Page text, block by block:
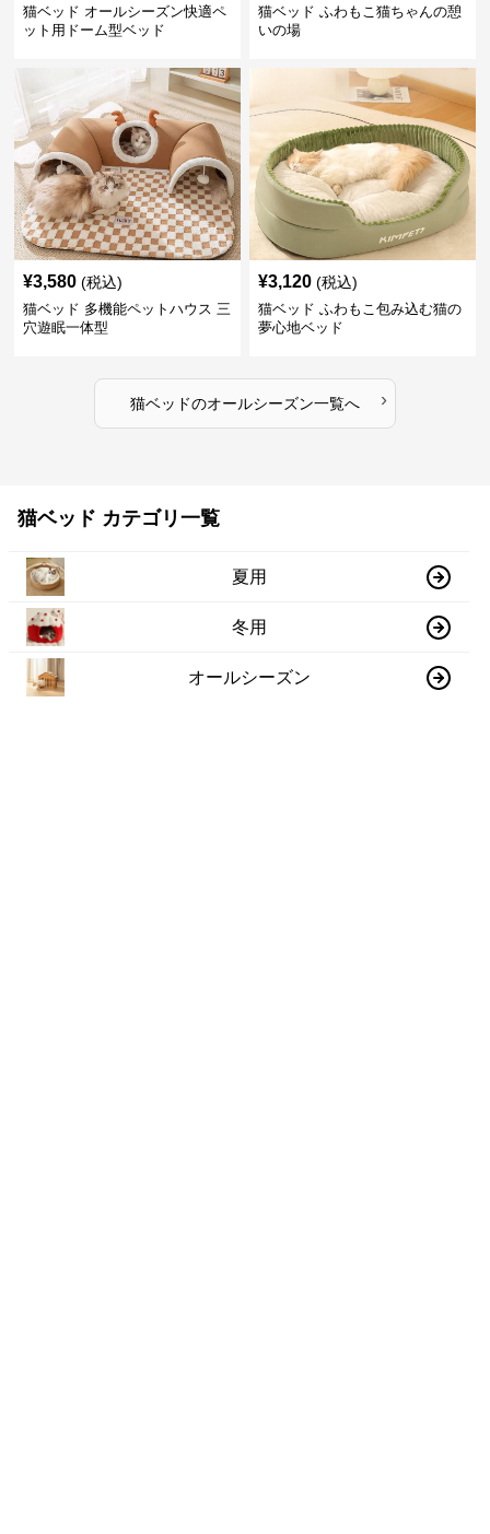
猫ベッド オールシーズン快適ペ
ット用ドーム型ベッド
猫ベッド ふわもこ猫ちゃんの憩
いの場
¥3,580 (税込)
猫ベッド 多機能ペットハウス 三
穴遊眠一体型
¥3,120 (税込)
猫ベッド ふわもこ包み込む猫の
夢心地ベッド
猫ベッドのオールシーズン一覧へ ›
猫ベッド カテゴリ一覧
夏用
冬用
オールシーズン